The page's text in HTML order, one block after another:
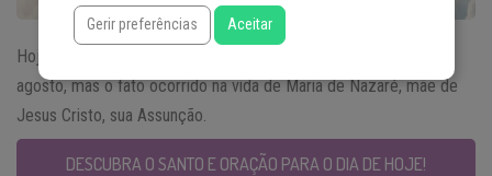
Hoje, de forma solene, celebramos não o
agosto, mas o fato ocorrido na vida de Maria de Nazaré, mãe de
Jesus Cristo, sua Assunção.
DESCUBRA O SANTO E ORAÇÃO PARA O DIA DE HOJE!
Gerir preferências Aceitar